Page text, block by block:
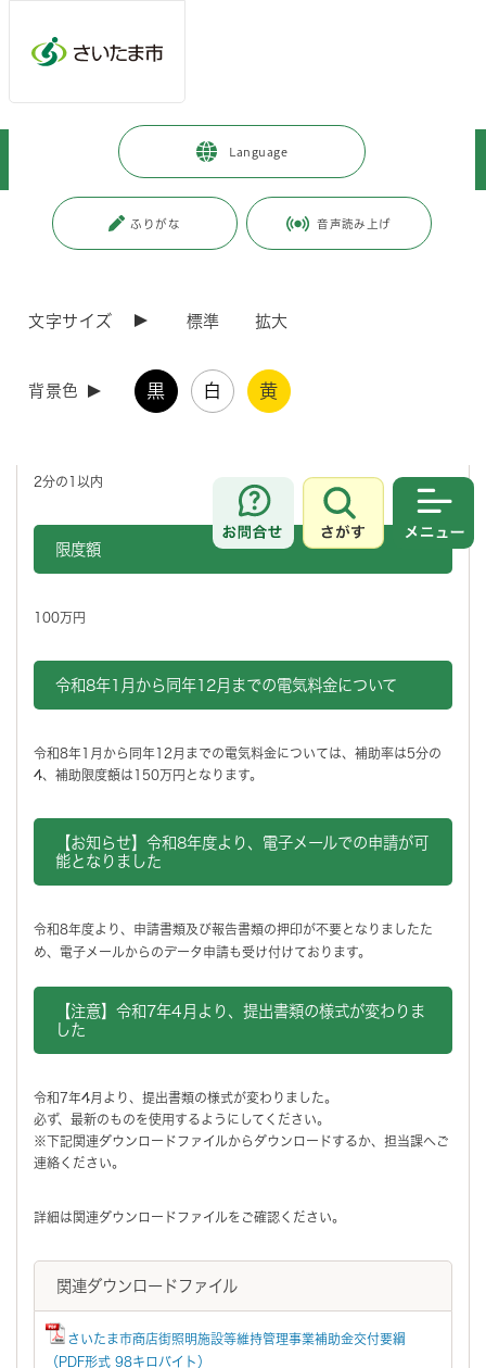
Language
ふりがな 音声読み上げ
文字サイズ 標準 拡大
背景色 黒 白 黄
お問合せ
さがす
事業者向けの情報 > 届出・手続き
> さいたま市商店街照明施設等維持管理事業
更新日付：2026年5月29日 / ページ番号：C013541
さいたま市では、照明施設等の維持管理を行う商店会に対して、予算の
2分の1以内
限度額
100万円
令和8年1月から同年12月までの電気料金について
令和8年1月から同年12月までの電気料金については、補助率は5分の
4、補助限度額は150万円となります。
【お知らせ】令和8年度より、電子メールでの申請が可
能となりました
令和8年度より、申請書類及び報告書類の押印が不要となりましたた
め、電子メールからのデータ申請も受け付けております。
【注意】令和7年4月より、提出書類の様式が変わりま
した
令和7年4月より、提出書類の様式が変わりました。
必ず、最新のものを使用するようにしてください。
※下記関連ダウンロードファイルからダウンロードするか、担当課へご
連絡ください。
詳細は関連ダウンロードファイルをご確認ください。
関連ダウンロードファイル
さいたま市商店街照明施設等維持管理事業補助金交付要綱
（PDF形式 98キロバイト）